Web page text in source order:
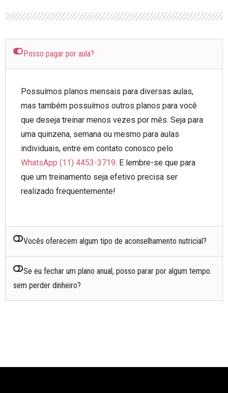
Posso pagar por aula?
Possuímos planos mensais para diversas aulas,
mas também possuímos outros planos para você
que deseja treinar menos vezes por mês. Seja para
uma quinzena, semana ou mesmo para aulas
individuais, entre em contato conosco pelo
WhatsApp (11) 4453-3719. E lembre-se que para
que um treinamento seja efetivo precisa ser
realizado frequentemente!
Vocês oferecem algum tipo de aconselhamento nutricial?
Se eu fechar um plano anual, posso parar por algum tempo
sem perder dinheiro?